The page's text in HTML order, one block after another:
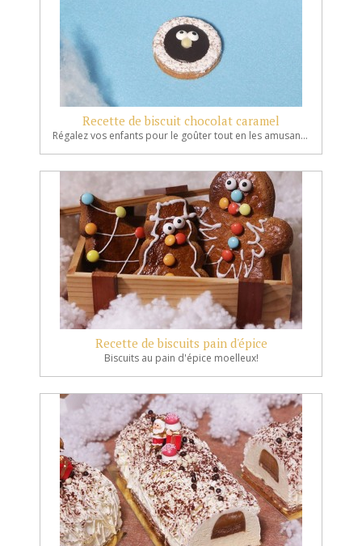
Recette de biscuit chocolat caramel
Régalez vos enfants pour le goûter tout en les amusant avec les exquis choco ! De jolis petits personnages à croquer.
Recette de biscuits pain d'épice
Biscuits au pain d'épice moelleux!